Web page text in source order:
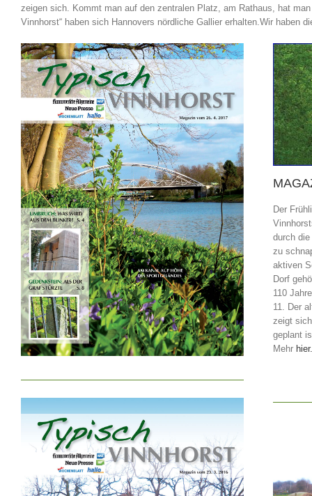
zeigen sich. Kommt man auf den zentralen Platz, am Rathaus, hat
Vinnhorst“ haben sich Hannovers nördliche Gallier erhalten.Wir haben
Der
durch
zu
aktiven
Dorf
110
11. Der
zeigt
geplant
Mehr hier.